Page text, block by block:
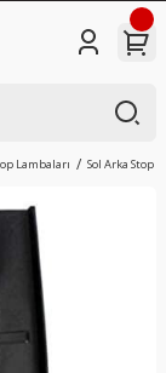
Lambaları Sol Arka Stop